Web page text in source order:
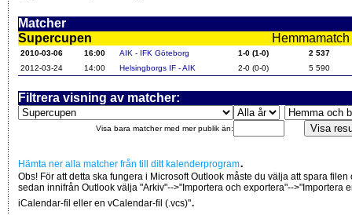
Matcher
Supercupen
2010-03-06 16:00 AIK - IFK Göteborg 1-0 (1-0)
2 537
2012-03-24
14:00 Helsingborgs IF - AIK 2-0 (0-0) 5 590
Filtrera visning av matcher:
Visa bara matcher med mer publik än:
Hämta ner alla matcher från till ditt kalenderprogram.
Obs! För att detta ska fungera i Microsoft Outlook måste du välja att spara filen
sedan innifrån Outlook välja "Arkiv"-->"Importera och exportera"-->"Importera
iCalendar-fil eller en vCalendar-fil (.vcs)".